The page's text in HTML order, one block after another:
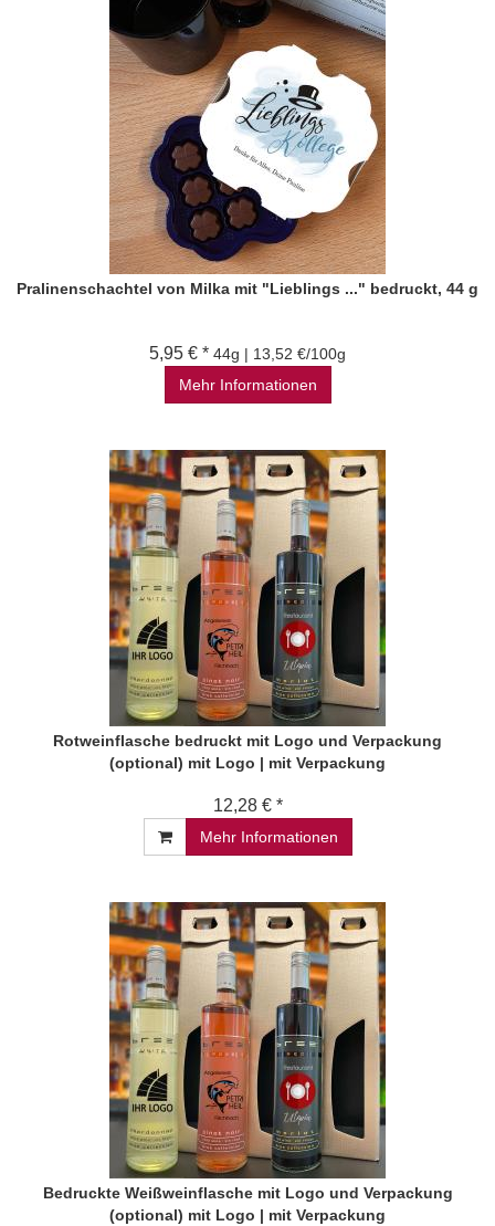
Pralinenschachtel von Milka mit "Lieblings ..." bedruckt, 44 g
5,95 € * 44g | 13,52 €/100g
Mehr Informationen
Rotweinflasche bedruckt mit Logo und Verpackung
(optional) mit Logo | mit Verpackung
12,28 € *
Mehr Informationen
Bedruckte Weißweinflasche mit Logo und Verpackung
(optional) mit Logo | mit Verpackung